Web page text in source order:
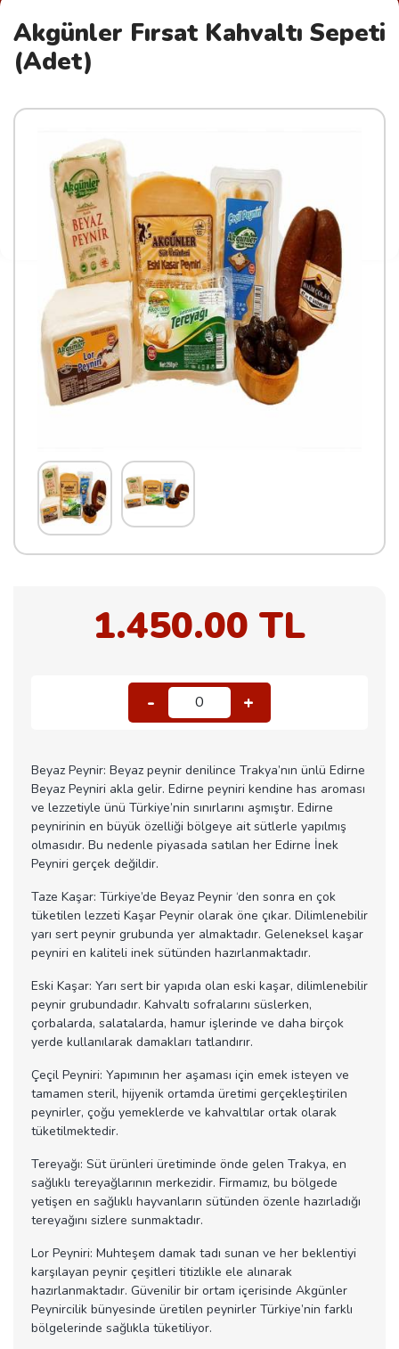
Akgünler Fırsat Kahvaltı Sepeti
(Adet)
1.450.00 TL
- 0 +
Beyaz Peynir: Beyaz peynir denilince Trakya’nın ünlü Edirne
Beyaz Peyniri akla gelir. Edirne peyniri kendine has aroması
ve lezzetiyle ünü Türkiye’nin sınırlarını aşmıştır. Edirne
peynirinin en büyük özelliği bölgeye ait sütlerle yapılmış
olmasıdır. Bu nedenle piyasada satılan her Edirne İnek
Peyniri gerçek değildir.
Taze Kaşar: Türkiye’de Beyaz Peynir ‘den sonra en çok
tüketilen lezzeti Kaşar Peynir olarak öne çıkar. Dilimlenebilir
yarı sert peynir grubunda yer almaktadır. Geleneksel kaşar
peyniri en kaliteli inek sütünden hazırlanmaktadır.
Eski Kaşar: Yarı sert bir yapıda olan eski kaşar, dilimlenebilir
peynir grubundadır. Kahvaltı sofralarını süslerken,
çorbalarda, salatalarda, hamur işlerinde ve daha birçok
yerde kullanılarak damakları tatlandırır.
Çeçil Peyniri: Yapımının her aşaması için emek isteyen ve
tamamen steril, hijyenik ortamda üretimi gerçekleştirilen
peynirler, çoğu yemeklerde ve kahvaltılar ortak olarak
tüketilmektedir.
Tereyağı: Süt ürünleri üretiminde önde gelen Trakya, en
sağlıklı tereyağlarının merkezidir. Firmamız, bu bölgede
yetişen en sağlıklı hayvanların sütünden özenle hazırladığı
tereyağını sizlere sunmaktadır.
Lor Peyniri: Muhteşem damak tadı sunan ve her beklentiyi
karşılayan peynir çeşitleri titizlikle ele alınarak
hazırlanmaktadır. Güvenilir bir ortam içerisinde Akgünler
Peynircilik bünyesinde üretilen peynirler Türkiye’nin farklı
bölgelerinde sağlıkla tüketiliyor.